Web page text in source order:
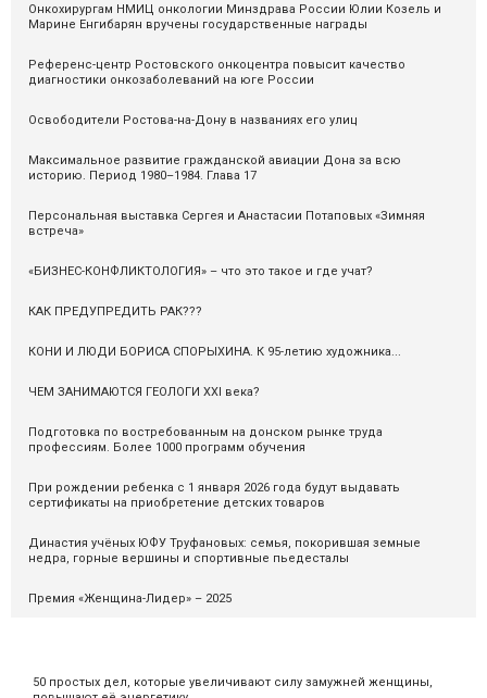
50 простых дел, которые увеличивают силу замужней женщины,
Онкохирургам НМИЦ онкологии Минздрава России Юлии Козель и
Марине Енгибарян вручены государственные награды
Референс-центр Ростовского онкоцентра повысит качество
диагностики онкозаболеваний на юге России
Освободители Ростова-на-Дону в названиях его улиц
Максимальное развитие гражданской авиации Дона за всю
историю. Период 1980–1984. Глава 17
Персональная выставка Сергея и Анастасии Потаповых «Зимняя
встреча»
«БИЗНЕС-КОНФЛИКТОЛОГИЯ» – что это такое и где учат?
КАК ПРЕДУПРЕДИТЬ РАК???
КОНИ И ЛЮДИ БОРИСА СПОРЫХИНА. К 95-летию художника...
ЧЕМ ЗАНИМАЮТСЯ ГЕОЛОГИ XXI века?
Подготовка по востребованным на донском рынке труда
профессиям. Более 1000 программ обучения
При рождении ребенка с 1 января 2026 года будут выдавать
сертификаты на приобретение детских товаров
Династия учёных ЮФУ Труфановых: семья, покорившая земные
недра, горные вершины и спортивные пьедесталы
Премия «Женщина-Лидер» – 2025